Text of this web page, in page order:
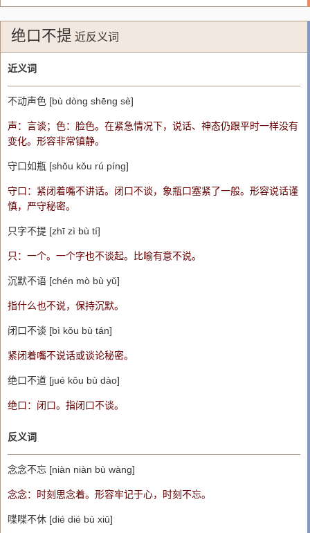
绝口不提 近反义词
近义词
不动声色 [bù dòng shēng sè]
声：言谈；色：脸色。在紧急情况下，说话、神态仍跟平时一样没有
变化。形容非常镇静。
守口如瓶 [shǒu kǒu rú píng]
守口：紧闭着嘴不讲话。闭口不谈，象瓶口塞紧了一般。形容说话谨
慎，严守秘密。
只字不提 [zhī zì bù tí]
只：一个。一个字也不谈起。比喻有意不说。
沉默不语 [chén mò bù yǔ]
指什么也不说，保持沉默。
闭口不谈 [bì kǒu bù tán]
紧闭着嘴不说话或谈论秘密。
绝口不道 [jué kǒu bù dào]
绝口：闭口。指闭口不谈。
反义词
念念不忘 [niàn niàn bù wàng]
念念：时刻思念着。形容牢记于心，时刻不忘。
喋喋不休 [dié dié bù xiū]